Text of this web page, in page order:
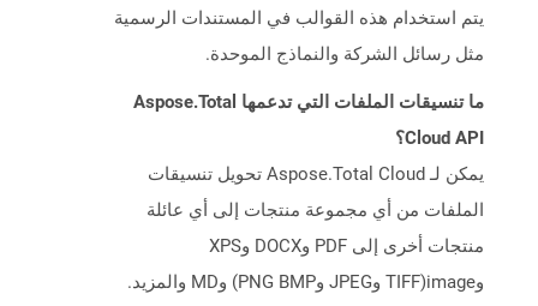
يتم استخدام هذه القوالب في المستندات الرسمية
مثل رسائل الشركة والنماذج الموحدة.
ما تنسيقات الملفات التي تدعمها Aspose.Total
Cloud API؟
يمكن لـ Aspose.Total Cloud تحويل تنسيقات
الملفات من أي مجموعة منتجات إلى أي عائلة
منتجات أخرى إلى PDF وDOCX وXPS
وimage(TIFF وJPEG وPNG BMP) وMD والمزيد.